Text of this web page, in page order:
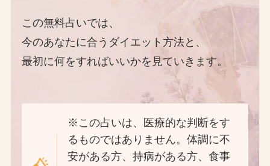
この無料占いでは、
今のあなたに合うダイエット方法と、
最初に何をすればいいかを見ていきます。
※この占いは、医療的な判断をす
るものではありません。体調に不
安がある方、持病がある方、食事